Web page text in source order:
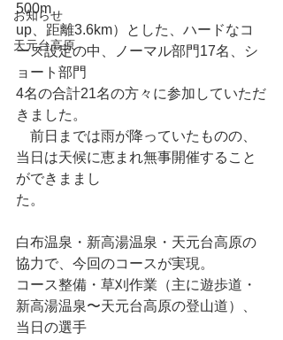
お知らせ
天元台高原
500m
up、距離3.6km）とした、ハードなコ
ース設定の中、ノーマル部門17名、シ
ョート部門
4名の合計21名の方々に参加していただ
きました。
前日までは雨が降っていたものの、
当日は天候に恵まれ無事開催すること
ができままし
た。
白布温泉・新高湯温泉・天元台高原の
協力で、今回のコースが実現。
コース整備・草刈作業（主に遊歩道・
新高湯温泉〜天元台高原の登山道）、
当日の選手